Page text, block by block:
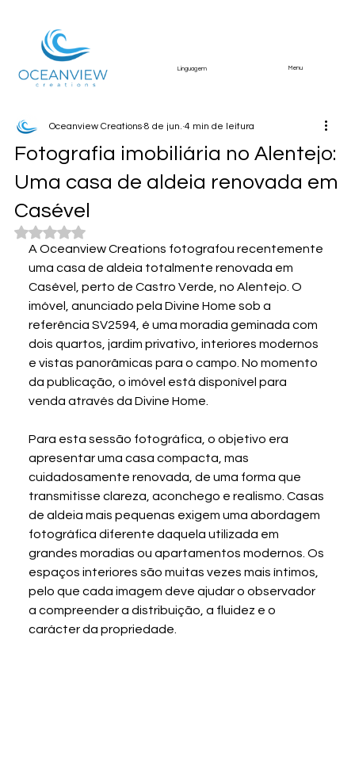
Linguagem Menu
Fotografia imobiliária no Alentejo:
Uma casa de aldeia renovada em
Casével
Oceanview Creations 8 de jun. 4 min de leitura
Avaliado com NaN de 5 estrelas.
A Oceanview Creations fotografou recentemente
uma casa de aldeia totalmente renovada em
Casével, perto de Castro Verde, no Alentejo. O
imóvel, anunciado pela Divine Home sob a
referência SV2594, é uma moradia geminada com
dois quartos, jardim privativo, interiores modernos
e vistas panorâmicas para o campo. No momento
da publicação, o imóvel está disponível para
venda através da Divine Home.
Para esta sessão fotográfica, o objetivo era
apresentar uma casa compacta, mas
cuidadosamente renovada, de uma forma que
transmitisse clareza, aconchego e realismo. Casas
de aldeia mais pequenas exigem uma abordagem
fotográfica diferente daquela utilizada em
grandes moradias ou apartamentos modernos. Os
espaços interiores são muitas vezes mais íntimos,
pelo que cada imagem deve ajudar o observador
a compreender a distribuição, a fluidez e o
carácter da propriedade.